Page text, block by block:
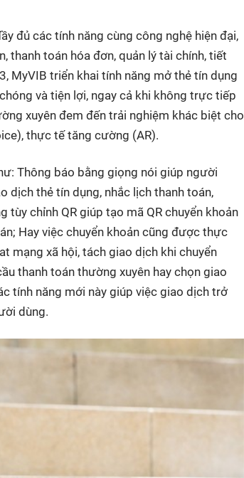
đủ các tính năng cùng công nghệ hiện đại,
thanh toán hóa đơn, quản lý tài chính, tiết
MyVIB triển khai tính năng mở thẻ tín dụng
và tiện lợi, ngay cả khi không trực tiếp
xuyên đem đến trải nghiệm khác biệt cho
thực tế tăng cường (AR).
Thông báo bằng giọng nói giúp người
dịch thẻ tín dụng, nhắc lịch thanh toán,
chỉnh QR giúp tạo mã QR chuyển khoản
Hay việc chuyển khoản cũng được thực
mạng xã hội, tách giao dịch khi chuyển
thanh toán thường xuyên hay chọn giao
tính năng mới này giúp việc giao dịch trở
dùng.